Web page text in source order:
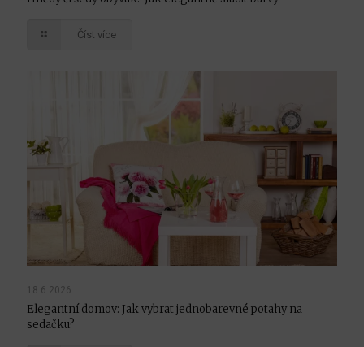
Číst více
18.6.2026
Elegantní domov: Jak vybrat jednobarevné potahy na
sedačku?